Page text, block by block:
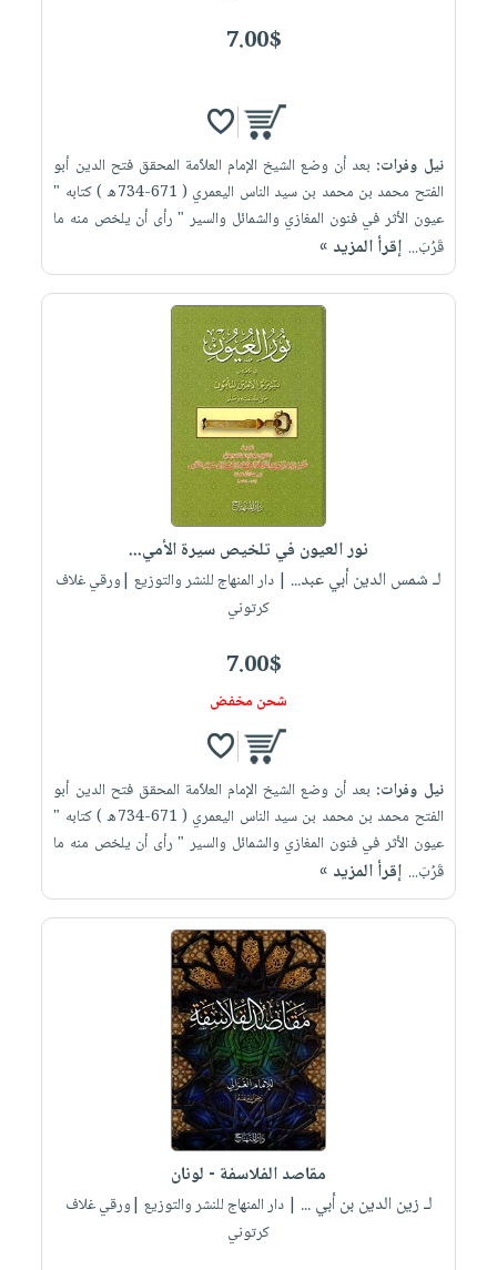
7.00$
نيل وفرات: بعد أن وضع الشيخ الإمام العلاّمة المحقق فتح الدين أبو
الفتح محمد بن محمد بن سيد الناس اليعمري ( 671-734ه ) كتابه "
عيون الأثر في فنون المغازي والشمائل والسير " رأى أن يلخص منه ما
قَرُبَ... إقرأ المزيد »
نور العيون في تلخيص سيرة الأمي...
لـ شمس الدين أبي عبد... | دار المنهاج للنشر والتوزيع |ورقي غلاف
كرتوني
7.00$
شحن مخفض
نيل وفرات: بعد أن وضع الشيخ الإمام العلاّمة المحقق فتح الدين أبو
الفتح محمد بن محمد بن سيد الناس اليعمري ( 671-734ه ) كتابه "
عيون الأثر في فنون المغازي والشمائل والسير " رأى أن يلخص منه ما
قَرُبَ... إقرأ المزيد »
مقاصد الفلاسفة - لونان
لـ زين الدين بن أبي ... | دار المنهاج للنشر والتوزيع |ورقي غلاف
كرتوني